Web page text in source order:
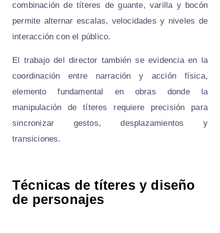
combinación de títeres de guante, varilla y bocón
permite alternar escalas, velocidades y niveles de
interacción con el público.
El trabajo del director también se evidencia en la
coordinación entre narración y acción física,
elemento fundamental en obras donde la
manipulación de títeres requiere precisión para
sincronizar gestos, desplazamientos y
transiciones.
Técnicas de títeres y diseño
de personajes